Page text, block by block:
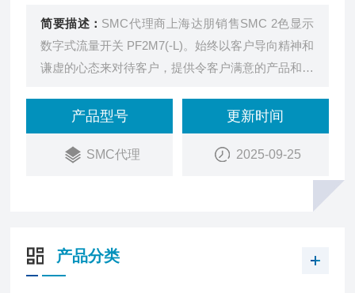
简要描述： SMC代理商上海达朋销售SMC 2色显示
数字式流量开关 PF2M7(-L)。始终以客户导向精神和
谦虚的心态来对待客户，提供令客户满意的产品和服
产品型号
SMC代理
更新时间
2025-09-25
产品分类